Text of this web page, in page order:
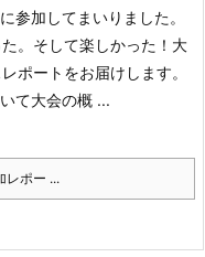
参加してまいりました。
。そして楽しかった！ 大
ポートをお届けします。
て大会の概 ...
レポー ...